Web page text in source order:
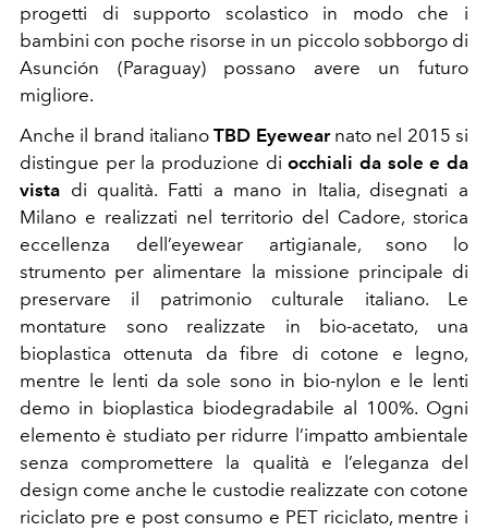
progetti di supporto scolastico in modo che i
bambini con poche risorse in un piccolo sobborgo di
Asunción (Paraguay) possano avere un futuro
migliore.
Anche il brand italianoTBD Eyewearnato nel 2015 si
distingue per la produzione diocchiali da sole e da
vista di qualità. Fatti a mano in Italia, disegnati a
Milano e realizzati nel territorio del Cadore, storica
eccellenza dell’eyewearartigianale, sono lo
strumento per alimentare la missione principale di
preservare il patrimonio culturale italiano. Le
montature sono realizzate in bio-acetato, una
bioplastica ottenuta da fibre di cotone e legno,
mentre le lenti da sole sono in bio-nylon e le lenti
demo in bioplastica biodegradabile al 100%. Ogni
elemento è studiato per ridurre l’impatto ambientale
senza compromettere la qualità e l’eleganza del
design come anche le custodie realizzate con cotone
riciclato pre e post consumo e PET riciclato, mentre i